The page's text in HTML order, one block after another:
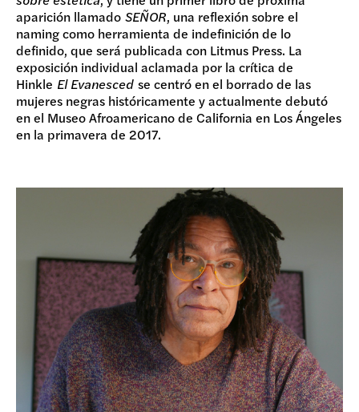
aparición llamado SEÑOR, una reflexión sobre el
naming como herramienta de indefinición de lo
definido, que será publicada con Litmus Press. La
exposición individual aclamada por la crítica de
Hinkle El Evanesced se centró en el borrado de las
mujeres negras históricamente y actualmente debutó
en el Museo Afroamericano de California en Los Ángeles
en la primavera de 2017.